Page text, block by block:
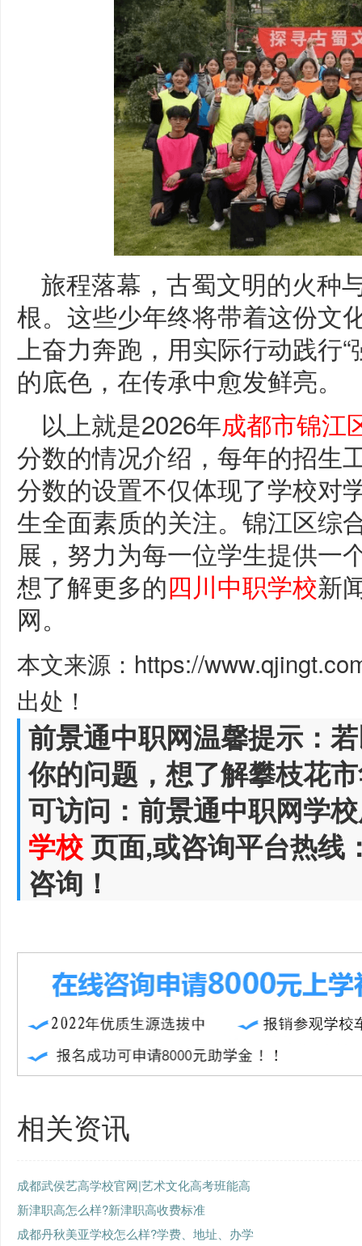
旅程落幕，古蜀文明的火种
根。这些少年终将带着这份文
上奋力奔跑，用实际行动践行
的底色，在传承中愈发鲜亮。
以上就是2026年成都市锦江
分数的情况介绍，每年的招生
分数的设置不仅体现了学校对
生全面素质的关注。锦江区综
展，努力为每一位学生提供一
想了解更多的四川中职学校新
网。
本文来源：https://
出处！
前景通中职网温馨提示：
你的问题，想了解攀枝花
可访问：前景通中职网学
学校页面,或咨询平台热线
咨询！
相关资讯
成都武侯艺高学校官网|艺术文化高考班能高
新津职高怎么样?新津职高收费标准
成都丹秋美亚学校怎么样?学费、地址、办学